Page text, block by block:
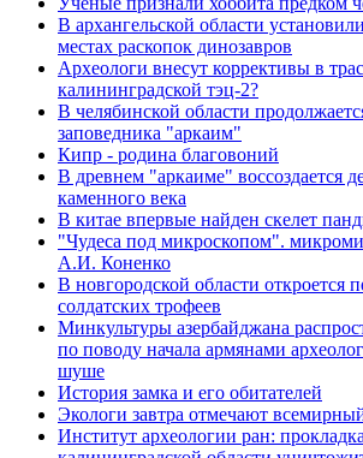
В архангельской области
местах раскопок динозавров
Археологи внесут коррективы в
калининградской тэц-2?
В челябинской области
заповедника "аркаим"
Кипр - родина благовоний
В древнем "аркаиме" воссоздается
каменного века
В китае впервые найден скелет
"Чудеса под микроскопом".
А.И. Коненко
В новгородской области откроется
солдатских трофеев
Минкультуры азеpбайджана
по поводу начала аpмянами
шуше
История замка и его обитателей
Экологи завтра отмечают
Институт археологии ран: